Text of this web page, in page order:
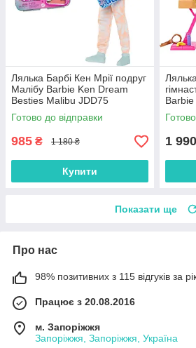
Лялька Барбі Кен Мрії подруг
Малібу Barbie Ken Dream
Besties Malibu JDD75
Готово до відправки
985 ₴ 1 180 ₴
Купити
1 990
Показати ще
Про нас
98% позитивних з 115 відгуків за
Працює з 20.08.2016
м. Запоріжжя
Запоріжжя, Запоріжжя, Україна